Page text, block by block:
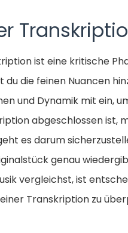
ist eine kritische
die feinen Nuancen
und Dynamik mit ein,
abgeschlossen ist,
es darum
genau
vergleichst, ist
Transkription zu